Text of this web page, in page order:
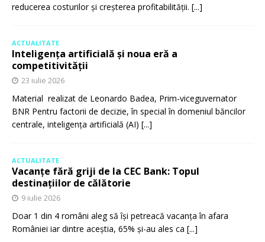
reducerea costurilor și creșterea profitabilității. [...]
ACTUALITATE
Inteligența artificială și noua eră a
competitivității
23 iulie 2026
Material realizat de Leonardo Badea, Prim-viceguvernator
BNR Pentru factorii de decizie, în special în domeniul băncilor
centrale, inteligența artificială (AI) [...]
ACTUALITATE
Vacanțe fără griji de la CEC Bank: Topul
destinațiilor de călătorie
9 iulie 2026
Doar 1 din 4 români aleg să își petreacă vacanța în afara
României iar dintre aceștia, 65% și-au ales ca [...]